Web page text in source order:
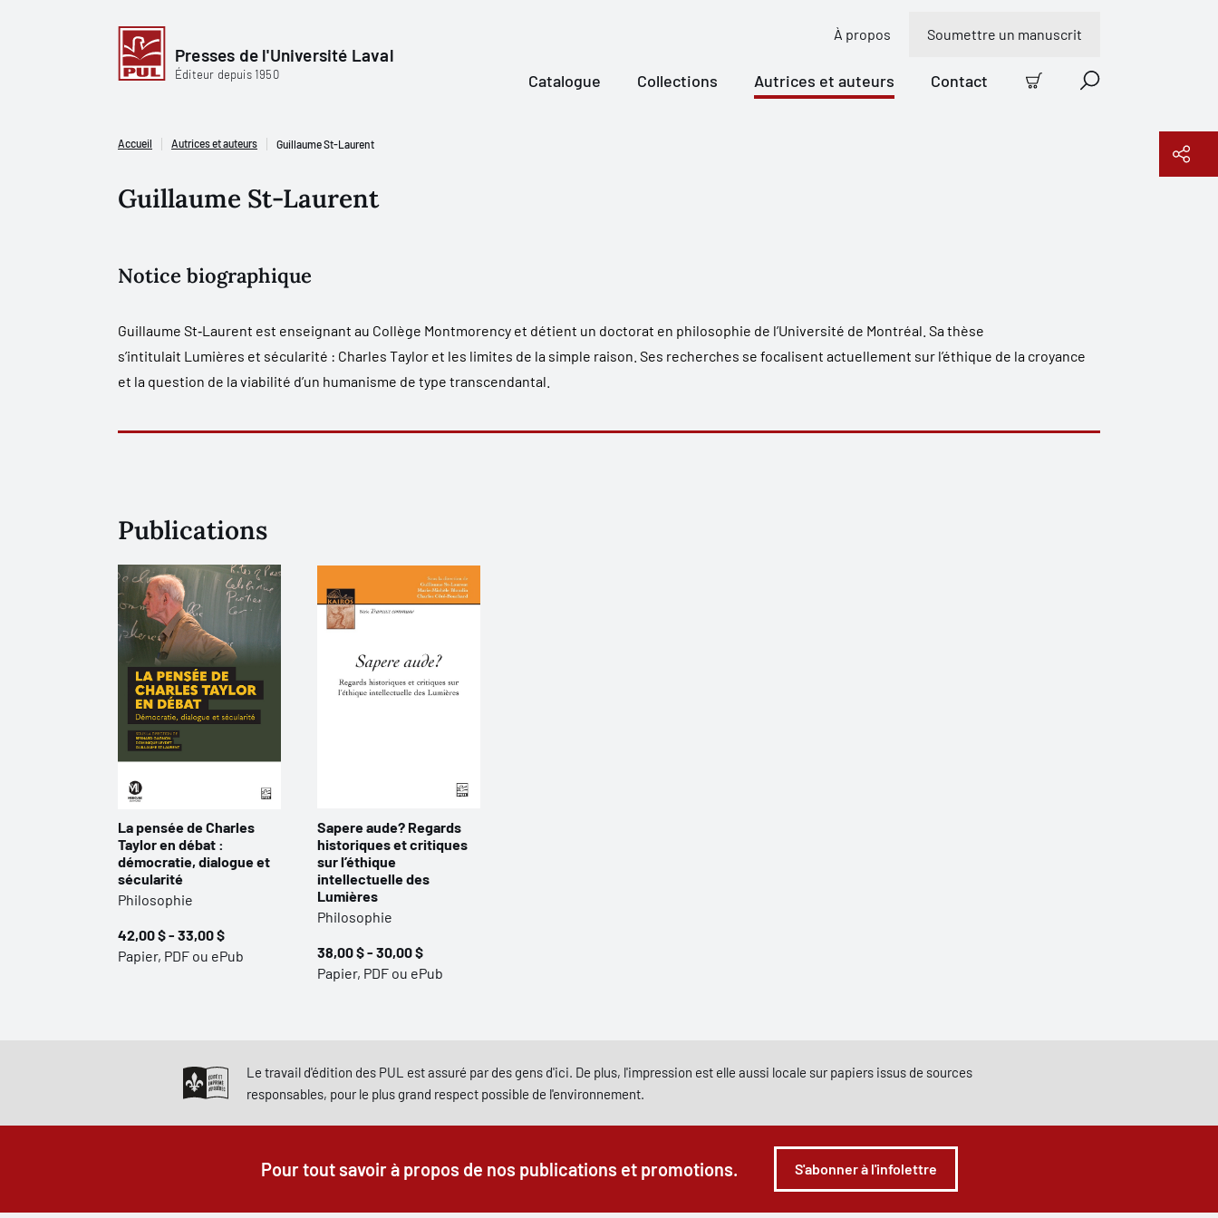
Presses de l'Université Laval
Éditeur depuis 1950
À propos Soumettre un manuscrit
Catalogue Collections Autrices et auteurs Contact
Panier Recherche
Accueil Autrices et auteurs Guillaume St-Laurent
Guillaume St-Laurent
Notice biographique
Guillaume St‑Laurent est enseignant au Collège Montmorency et détient un doctorat en philosophie de l’Université de Montréal. Sa thèse
s’intitulait Lumières et sécularité : Charles Taylor et les limites de la simple raison. Ses recherches se focalisent actuellement sur l’éthique de la croyance
et la question de la viabilité d’un humanisme de type transcendantal.
Publications
La pensée de Charles
Taylor en débat :
démocratie, dialogue et
sécularité
Philosophie
42,00 $ - 33,00 $
Papier, PDF ou ePub
Sapere aude? Regards
historiques et critiques
sur l’éthique
intellectuelle des
Lumières
Philosophie
38,00 $ - 30,00 $
Papier, PDF ou ePub
Le travail d'édition des PUL est assuré par des gens d'ici. De plus, l'impression est elle aussi locale sur papiers issus de sources
responsables, pour le plus grand respect possible de l'environnement.
Pour tout savoir à propos de nos publications et promotions. S'abonner à l'infolettre